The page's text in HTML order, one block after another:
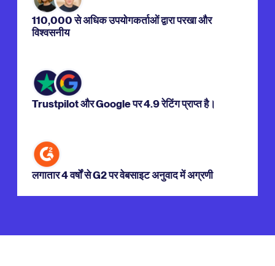
110,000 से अधिक उपयोगकर्ताओं द्वारा परखा और
विश्वसनीय
Trustpilot और Google पर 4.9 रेटिंग प्राप्त है।
लगातार 4 वर्षों से G2 पर वेबसाइट अनुवाद में अग्रणी